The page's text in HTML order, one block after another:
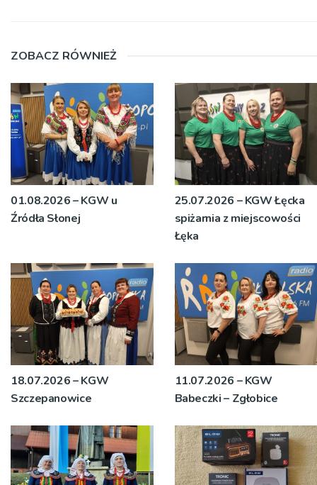
ZOBACZ RÓWNIEŻ
01.08.2026 – KGW u
Źródła Słonej
25.07.2026 – KGW Łęcka
spiżarnia z miejscowości
Łęka
18.07.2026 – KGW
Szczepanowice
11.07.2026 – KGW
Babeczki – Zgłobice